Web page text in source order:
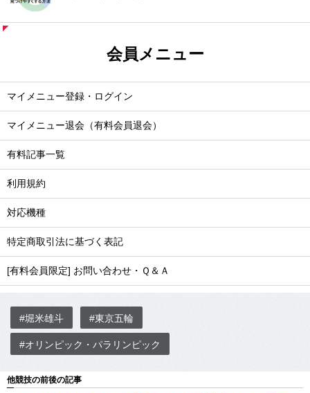
会員メニュー
マイメニュー登録・ログイン
マイメニュー退会（有料会員退会）
有料記事一覧
利用規約
対応機種
特定商取引法に基づく表記
[有料会員限定] お問い合わせ・Ｑ＆Ａ
#堀米雄斗 #東京五輪
#オリンピック・パラリンピック
他競技の前後の記事